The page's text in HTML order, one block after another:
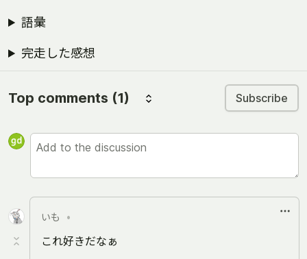
語彙
完走した感想
Top comments (1) Subscribe
いも •
これ好きだなぁ